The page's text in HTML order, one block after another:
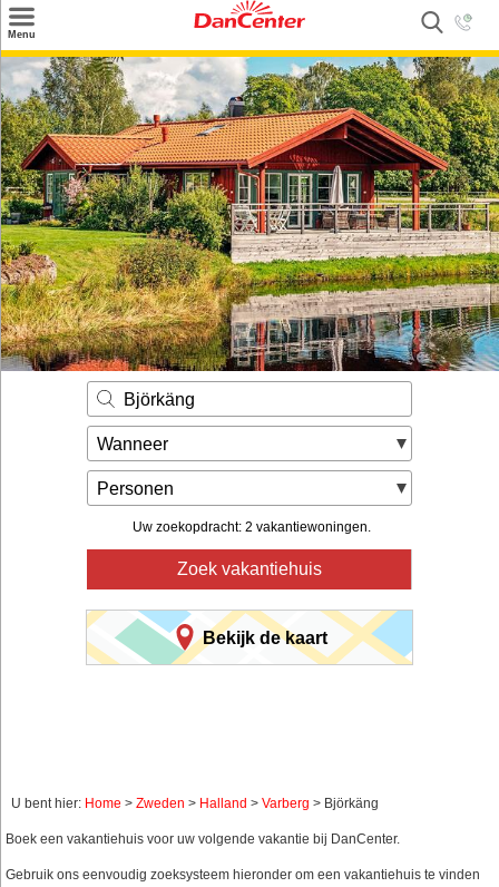
Menu
Zoeken
Inspiratie
Informatie over
Service
Kontakt
Björkäng
Wanneer
Personen
Uw zoekopdracht: 2 vakantiewoningen.
Zoek vakantiehuis
Bekijk de kaart
U bent hier: Home > Zweden > Halland > Varberg > Björkäng
Boek een vakantiehuis voor uw volgende vakantie bij DanCenter.
Gebruik ons eenvoudig zoeksysteem hieronder om een vakantiehuis te vinden